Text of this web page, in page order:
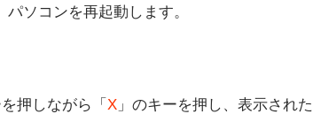
ソコンを再起動します。
を押しながら「 X 」のキーを押し、表示され